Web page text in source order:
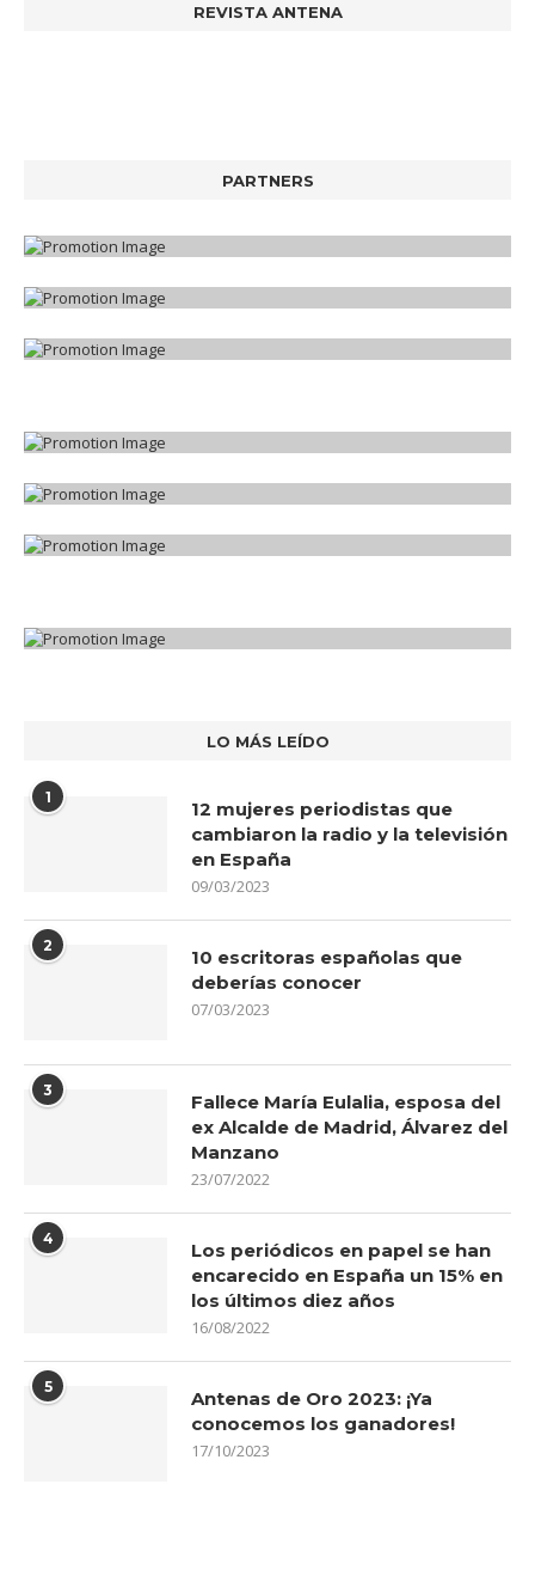
REVISTA ANTENA
PARTNERS
LO MÁS LEÍDO
1
12 mujeres periodistas que
cambiaron la radio y la televisión
en España
09/03/2023
2
10 escritoras españolas que
deberías conocer
07/03/2023
3
Fallece María Eulalia, esposa del
ex Alcalde de Madrid, Álvarez del
Manzano
23/07/2022
4
Los periódicos en papel se han
encarecido en España un 15% en
los últimos diez años
16/08/2022
5
Antenas de Oro 2023: ¡Ya
conocemos los ganadores!
17/10/2023